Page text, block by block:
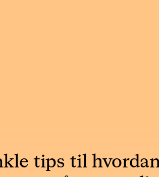
tips til